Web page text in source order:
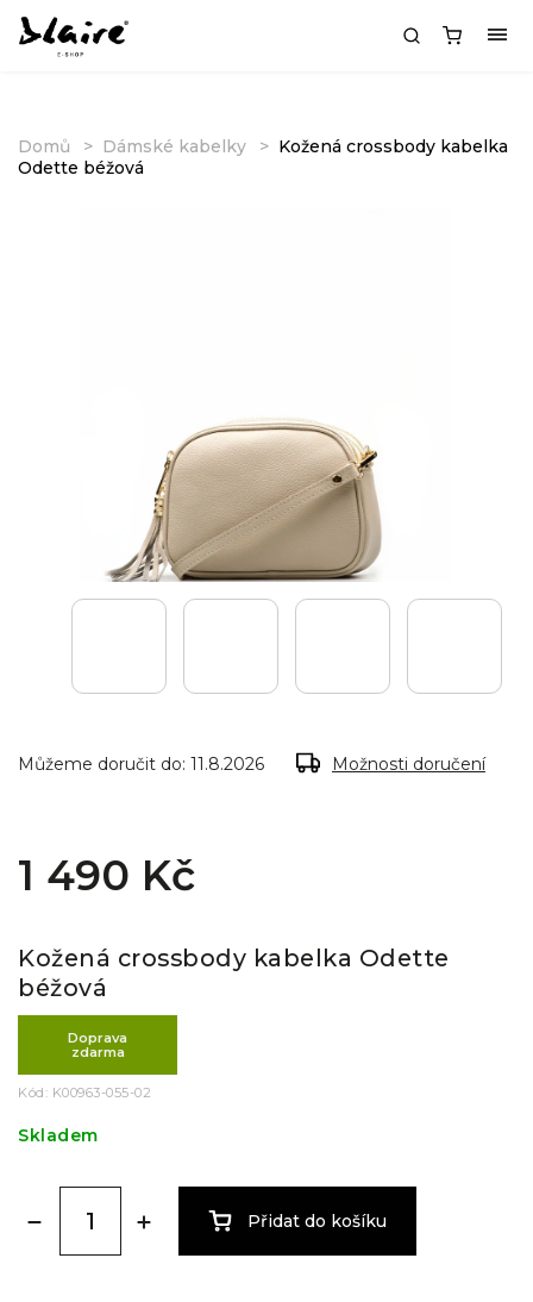
Domů Dámské kabelky
Kožená crossbody kabelka
Odette béžová
Můžeme doručit do: 11.8.2026 Možnosti doručení
1 490 Kč
Kožená crossbody kabelka Odette
béžová
Doprava
zdarma
Kód: K00963-055-02
Skladem
Přidat do košíku